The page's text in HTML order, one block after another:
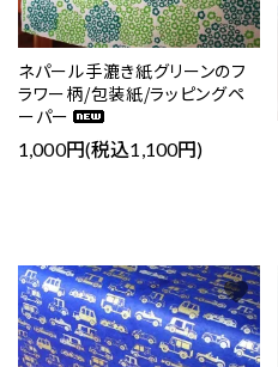
ネパール手漉き紙グリーンのフ
ラワー柄/包装紙/ラッピングペ
ーパー
1,000円(税込1,100円)
favorite